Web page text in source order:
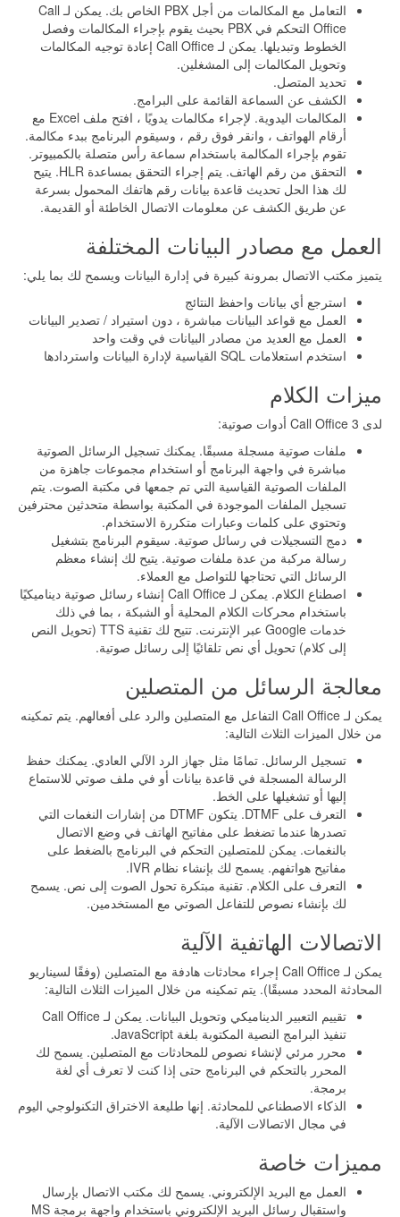
التعامل مع المكالمات من أجل PBX الخاص بك. يمكن لـ Call
Office التحكم في PBX بحيث يقوم بإجراء المكالمات وفصل
الخطوط وتبديلها. يمكن لـ Call Office إعادة توجيه المكالمات
وتحويل المكالمات إلى المشغلين.
تحديد المتصل.
الكشف عن السماعة القائمة على البرامج.
المكالمات اليدوية. لإجراء مكالمات يدويًا ، افتح ملف Excel مع
أرقام الهواتف ، وانقر فوق رقم ، وسيقوم البرنامج ببدء مكالمة.
تقوم بإجراء المكالمة باستخدام سماعة رأس متصلة بالكمبيوتر.
التحقق من رقم الهاتف. يتم إجراء التحقق بمساعدة HLR. يتيح
لك هذا الحل تحديث قاعدة بيانات رقم هاتفك المحمول بسرعة
عن طريق الكشف عن معلومات الاتصال الخاطئة أو القديمة.
العمل مع مصادر البيانات المختلفة
يتميز مكتب الاتصال بمرونة كبيرة في إدارة البيانات ويسمح لك بما يلي:
استرجع أي بيانات واحفظ النتائج
العمل مع قواعد البيانات مباشرة ، دون استيراد / تصدير البيانات
العمل مع العديد من مصادر البيانات في وقت واحد
استخدم استعلامات SQL القياسية لإدارة البيانات واستردادها
ميزات الكلام
لدى Call Office 3 أدوات صوتية:
ملفات صوتية مسجلة مسبقًا. يمكنك تسجيل الرسائل الصوتية
مباشرة في واجهة البرنامج أو استخدام مجموعات جاهزة من
الملفات الصوتية القياسية التي تم جمعها في مكتبة الصوت. يتم
تسجيل الملفات الموجودة في المكتبة بواسطة متحدثين محترفين
وتحتوي على كلمات وعبارات متكررة الاستخدام.
دمج التسجيلات في رسائل صوتية. سيقوم البرنامج بتشغيل
رسالة مركبة من عدة ملفات صوتية. يتيح لك إنشاء معظم
الرسائل التي تحتاجها للتواصل مع العملاء.
اصطناع الكلام. يمكن لـ Call Office إنشاء رسائل صوتية ديناميكيًا
باستخدام محركات الكلام المحلية أو الشبكة ، بما في ذلك
خدمات Google عبر الإنترنت. تتيح لك تقنية TTS (تحويل النص
إلى كلام) تحويل أي نص تلقائيًا إلى رسائل صوتية.
معالجة الرسائل من المتصلين
يمكن لـ Call Office التفاعل مع المتصلين والرد على أفعالهم. يتم تمكينه
من خلال الميزات الثلاث التالية:
تسجيل الرسائل. تمامًا مثل جهاز الرد الآلي العادي. يمكنك حفظ
الرسالة المسجلة في قاعدة بيانات أو في ملف صوتي للاستماع
إليها أو تشغيلها على الخط.
التعرف على DTMF. يتكون DTMF من إشارات النغمات التي
تصدرها عندما تضغط على مفاتيح الهاتف في وضع الاتصال
بالنغمات. يمكن للمتصلين التحكم في البرنامج بالضغط على
مفاتيح هواتفهم. يسمح لك بإنشاء نظام IVR.
التعرف على الكلام. تقنية مبتكرة تحول الصوت إلى نص. يسمح
لك بإنشاء نصوص للتفاعل الصوتي مع المستخدمين.
الاتصالات الهاتفية الآلية
يمكن لـ Call Office إجراء محادثات هادفة مع المتصلين (وفقًا لسيناريو
المحادثة المحدد مسبقًا). يتم تمكينه من خلال الميزات الثلاث التالية:
تقييم التعبير الديناميكي وتحويل البيانات. يمكن لـ Call Office
تنفيذ البرامج النصية المكتوبة بلغة JavaScript.
محرر مرئي لإنشاء نصوص للمحادثات مع المتصلين. يسمح لك
المحرر بالتحكم في البرنامج حتى إذا كنت لا تعرف أي لغة
برمجة.
الذكاء الاصطناعي للمحادثة. إنها طليعة الاختراق التكنولوجي اليوم
في مجال الاتصالات الآلية.
مميزات خاصة
العمل مع البريد الإلكتروني. يسمح لك مكتب الاتصال بإرسال
واستقبال رسائل البريد الإلكتروني باستخدام واجهة برمجة MS